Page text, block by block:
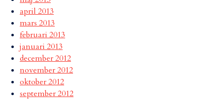
april 2013
mars 2013
februari 2013
januari 2013
december 2012
november 2012
oktober 2012
september 2012